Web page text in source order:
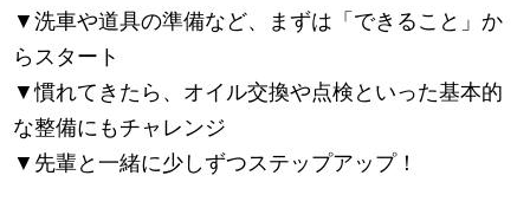
▼洗車や道具の準備など、まずは「できること」か
らスタート
▼慣れてきたら、オイル交換や点検といった基本的
な整備にもチャレンジ
▼先輩と一緒に少しずつステップアップ！